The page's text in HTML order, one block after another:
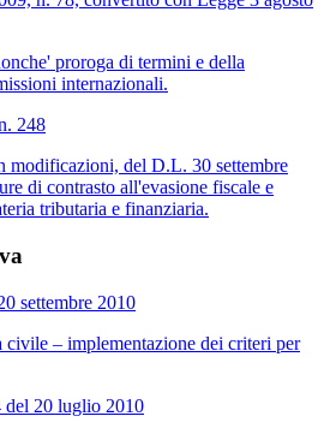
proroga di termini e della
internazionali.
248
modificazioni, del D.L. 30 settembre
di contrasto all'evasione fiscale e
tributaria e finanziaria.
settembre 2010
– implementazione dei criteri per
del 20 luglio 2010